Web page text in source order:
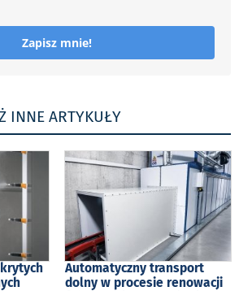
Zapisz mnie!
INNE ARTYKUŁY
Automatyczny transport
dolny w procesie renowacji